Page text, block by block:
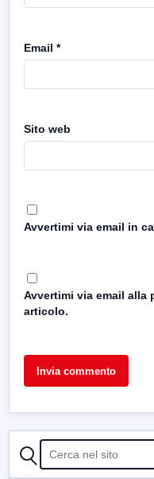
Email *
Sito web
Avvertimi via email in
Avvertimi via email
articolo.
CERCA